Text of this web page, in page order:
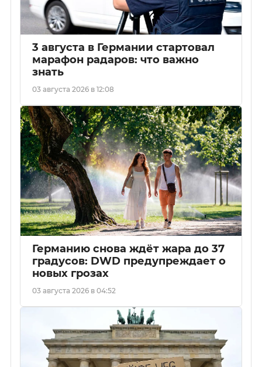
3 августа в Германии стартовал
марафон радаров: что важно
знать
03 августа 2026 в 12:08
Германию снова ждёт жара до 37
градусов: DWD предупреждает о
новых грозах
03 августа 2026 в 04:52